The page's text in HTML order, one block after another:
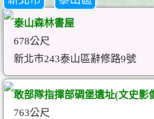
泰山森林書屋
678公尺
新北市243泰山區辭修路9號
敢部隊指揮部碉堡遺址(文史影
763公尺